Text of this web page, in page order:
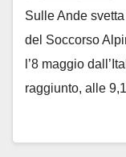
Sulle Ande
del Soccorso
l’8 maggio
raggiunto, alle